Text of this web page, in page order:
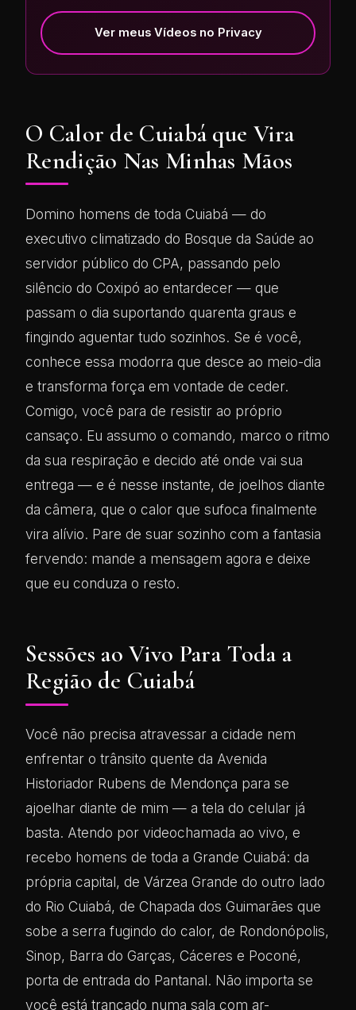
Ver meus Vídeos no Privacy
O Calor de Cuiabá que Vira
Rendição Nas Minhas Mãos
Domino homens de toda Cuiabá — do
executivo climatizado do Bosque da Saúde ao
servidor público do CPA, passando pelo
silêncio do Coxipó ao entardecer — que
passam o dia suportando quarenta graus e
fingindo aguentar tudo sozinhos. Se é você,
conhece essa modorra que desce ao meio-dia
e transforma força em vontade de ceder.
Comigo, você para de resistir ao próprio
cansaço. Eu assumo o comando, marco o ritmo
da sua respiração e decido até onde vai sua
entrega — e é nesse instante, de joelhos diante
da câmera, que o calor que sufoca finalmente
vira alívio. Pare de suar sozinho com a fantasia
fervendo: mande a mensagem agora e deixe
que eu conduza o resto.
Sessões ao Vivo Para Toda a
Região de Cuiabá
Você não precisa atravessar a cidade nem
enfrentar o trânsito quente da Avenida
Historiador Rubens de Mendonça para se
ajoelhar diante de mim — a tela do celular já
basta. Atendo por videochamada ao vivo, e
recebo homens de toda a Grande Cuiabá: da
própria capital, de Várzea Grande do outro lado
do Rio Cuiabá, de Chapada dos Guimarães que
sobe a serra fugindo do calor, de Rondonópolis,
Sinop, Barra do Garças, Cáceres e Poconé,
porta de entrada do Pantanal. Não importa se
você está trancado numa sala com ar-